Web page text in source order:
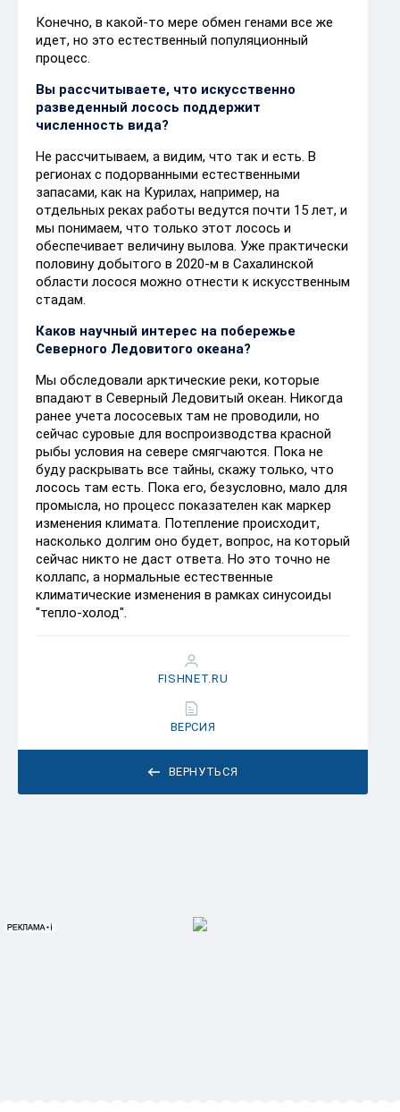
Конечно, в какой-то мере обмен генами все же
идет, но это естественный популяционный
процесс.
Вы рассчитываете, что искусственно
разведенный лосось поддержит
численность вида?
Не рассчитываем, а видим, что так и есть. В
регионах с подорванными естественными
запасами, как на Курилах, например, на
отдельных реках работы ведутся почти 15 лет, и
мы понимаем, что только этот лосось и
обеспечивает величину вылова. Уже практически
половину добытого в 2020-м в Сахалинской
области лосося можно отнести к искусственным
стадам.
Каков научный интерес на побережье
Северного Ледовитого океана?
Мы обследовали арктические реки, которые
впадают в Северный Ледовитый океан. Никогда
ранее учета лососевых там не проводили, но
сейчас суровые для воспроизводства красной
рыбы условия на севере смягчаются. Пока не
буду раскрывать все тайны, скажу только, что
лосось там есть. Пока его, безусловно, мало для
промысла, но процесс показателен как маркер
изменения климата. Потепление происходит,
насколько долгим оно будет, вопрос, на который
сейчас никто не даст ответа. Но это точно не
коллапс, а нормальные естественные
климатические изменения в рамках синусоиды
"тепло-холод".
ВЕРНУТЬСЯ
FISHNET.RU
ВЕРСИЯ